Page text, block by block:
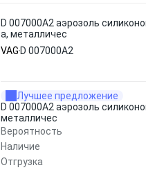
D 007000A2 аэрозоль
а, металличес
VAG D 007000A2
Лучшее предложение
D 007000A2 аэрозоль
металличес
Вероятность
Наличие
Отгрузка